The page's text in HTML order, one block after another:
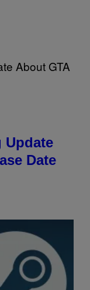
Update
Date